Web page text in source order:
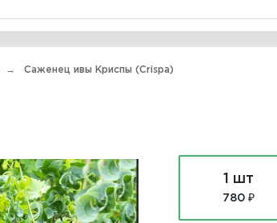
Саженец ивы Криспы (Crispa)
1 шт
780 ₽